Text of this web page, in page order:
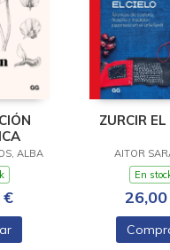
ALBA
€
ZURCIR EL
AITOR
En